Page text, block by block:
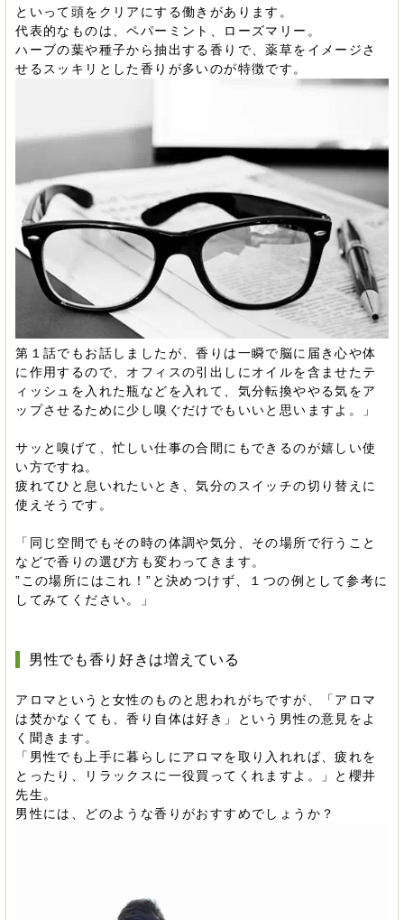
といって頭をクリアにする働きがあります。
代表的なものは、ペパーミント、ローズマリー。
ハーブの葉や種子から抽出する香りで、薬草をイメージさ
せるスッキリとした香りが多いのが特徴です。
第１話でもお話しましたが、香りは一瞬で脳に届き心や体
に作用するので、オフィスの引出しにオイルを含ませたテ
ィッシュを入れた瓶などを入れて、気分転換ややる気をア
ップさせるために少し嗅ぐだけでもいいと思いますよ。」
サッと嗅げて、忙しい仕事の合間にもできるのが嬉しい使
い方ですね。
疲れてひと息いれたいとき、気分のスイッチの切り替えに
使えそうです。
「同じ空間でもその時の体調や気分、その場所で行うこと
などで香りの選び方も変わってきます。
”この場所にはこれ！”と決めつけず、１つの例として参考に
してみてください。」
男性でも香り好きは増えている
アロマというと女性のものと思われがちですが、「アロマ
は焚かなくても、香り自体は好き」という男性の意見をよ
く聞きます。
「男性でも上手に暮らしにアロマを取り入れれば、疲れを
とったり、リラックスに一役買ってくれますよ。」と櫻井
先生。
男性には、どのような香りがおすすめでしょうか？